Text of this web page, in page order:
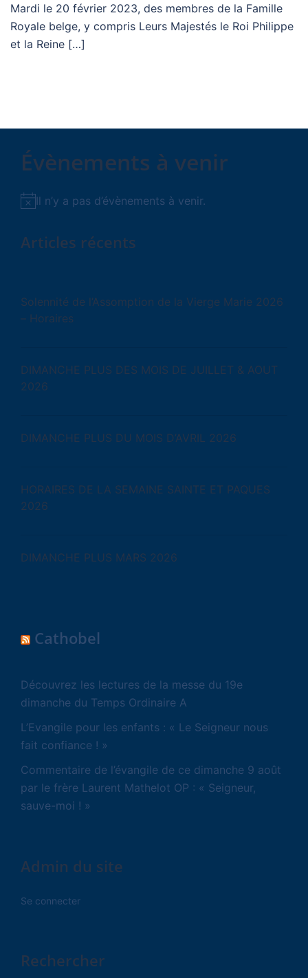
Mardi le 20 février 2023, des membres de la Famille
Royale belge, y compris Leurs Majestés le Roi Philippe
et la Reine […]
Évènements à venir
Notice
Il n’y a pas d’évènements à venir.
Articles récents
Solennité de l’Assomption de la Vierge Marie 2026
– Horaires
DIMANCHE PLUS DES MOIS DE JUILLET & AOUT
2026
DIMANCHE PLUS DU MOIS D’AVRIL 2026
HORAIRES DE LA SEMAINE SAINTE ET PAQUES
2026
DIMANCHE PLUS MARS 2026
Cathobel
Découvrez les lectures de la messe du 19e
dimanche du Temps Ordinaire A
L’Evangile pour les enfants : « Le Seigneur nous
fait confiance ! »
Commentaire de l’évangile de ce dimanche 9 août
par le frère Laurent Mathelot OP : « Seigneur,
sauve-moi ! »
Admin du site
Se connecter
Rechercher